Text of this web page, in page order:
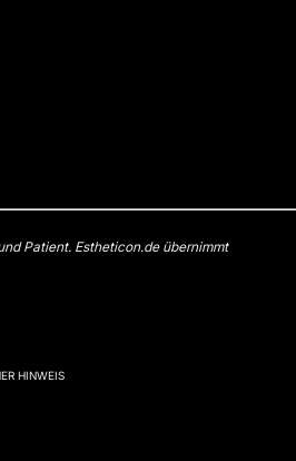
Patient. Estheticon.de übernimmt
HINWEIS